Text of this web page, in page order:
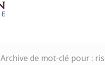
Archive de mot-clé pour :